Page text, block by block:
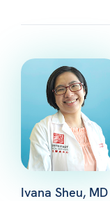
Ivana Sheu, MD